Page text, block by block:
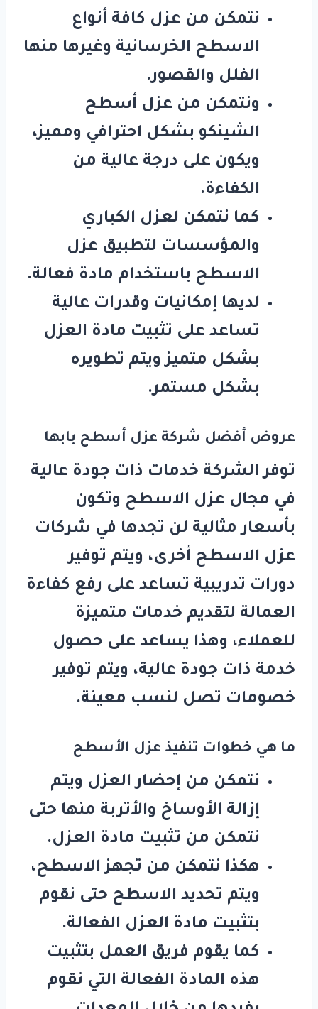
نتمكن من عزل كافة أنواع
الاسطح الخرسانية وغيرها منها
الفلل والقصور.
ونتمكن من عزل أسطح
الشينكو بشكل احترافي ومميز،
ويكون على درجة عالية من
الكفاءة.
كما نتمكن لعزل الكباري
والمؤسسات لتطبيق عزل
الاسطح باستخدام مادة فعالة.
لديها إمكانيات وقدرات عالية
تساعد على تثبيت مادة العزل
بشكل متميز ويتم تطويره
بشكل مستمر.
عروض أفضل شركة عزل أسطح بابها
توفر الشركة خدمات ذات جودة عالية
في مجال عزل الاسطح وتكون
بأسعار مثالية لن تجدها في شركات
عزل الاسطح أخرى، ويتم توفير
دورات تدريبية تساعد على رفع كفاءة
العمالة لتقديم خدمات متميزة
للعملاء، وهذا يساعد على حصول
خدمة ذات جودة عالية، ويتم توفير
خصومات تصل لنسب معينة.
ما هي خطوات تنفيذ عزل الأسطح
نتمكن من إحضار العزل ويتم
إزالة الأوساخ والأتربة منها حتى
نتمكن من تثبيت مادة العزل.
هكذا نتمكن من تجهز الاسطح،
ويتم تحديد الاسطح حتى نقوم
بتثبيت مادة العزل الفعالة.
كما يقوم فريق العمل بتثبيت
هذه المادة الفعالة التي نقوم